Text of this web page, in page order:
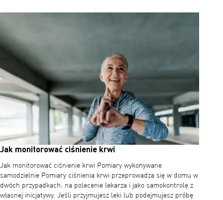
Jak monitorować ciśnienie krwi
Jak monitorować ciśnienie krwi Pomiary wykonywane
samodzielnie Pomiary ciśnienia krwi przeprowadza się w domu w
dwóch przypadkach: na polecenie lekarza i jako samokontrolę z
własnej inicjatywy. Jeśli przyjmujesz leki lub podejmujesz próbę